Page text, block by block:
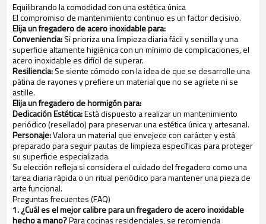
Equilibrando la comodidad con una estética única
El compromiso de mantenimiento continuo es un factor decisivo.
Elija un fregadero de acero inoxidable para:
Conveniencia:Si prioriza una limpieza diaria fácil y sencilla y una
superficie altamente higiénica con un mínimo de complicaciones, el
acero inoxidable es difícil de superar.
Resiliencia:Se siente cómodo con la idea de que se desarrolle una
pátina de rayones y prefiere un material que no se agriete ni se
astille.
Elija un fregadero de hormigón para:
Dedicación Estética:Está dispuesto a realizar un mantenimiento
periódico (resellado) para preservar una estética única y artesanal.
Personaje:Valora un material que envejece con carácter y está
preparado para seguir pautas de limpieza específicas para proteger
su superficie especializada.
Su elección refleja si considera el cuidado del fregadero como una
tarea diaria rápida o un ritual periódico para mantener una pieza de
arte funcional.
Preguntas frecuentes (FAQ)
1. ¿Cuál es el mejor calibre para un fregadero de acero inoxidable
hecho a mano?Para cocinas residenciales, se recomienda